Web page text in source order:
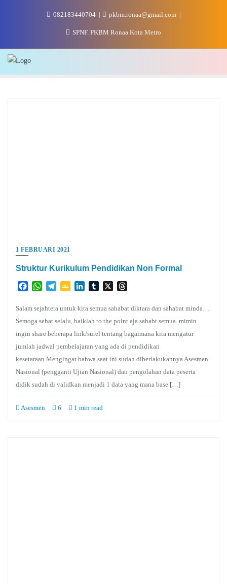
082183440704 pkbm.ronaa@gmail.com
SPNF. PKBM Ronaa Kota Metro
1 FEBRUARI 2021
Struktur Kurikulum Pendidikan Non Formal
FacebookWhatsApp
TelegramGoogleLinkedInTumblr
X
Salam sejahtera untuk kita semua sahabat diktara dan sahabat minda…
Semoga sehat selalu, baiklah to the point aja sahabt semua. mimin
ingin share beberapa link/surel tentang bagaimana kita mengatur
jumlah jadwal pembelajaran yang ada di pendidikan
kesetaraan.Mengingat bahwa saat ini sudah diberlakukannya Asesmen
Nasional (pengganti Ujian Nasional) dan pengolahan data peserta
didik sudah di validkan menjadi 1 data yang mana base […]
Asesmen 6 1 min read